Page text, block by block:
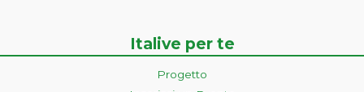
Italive per te
Progetto